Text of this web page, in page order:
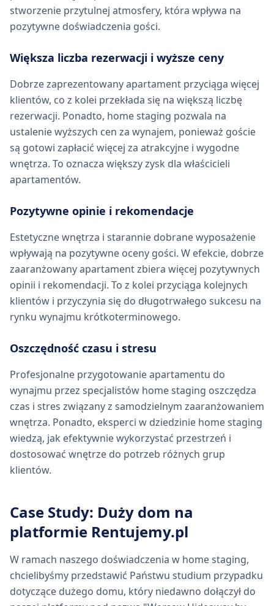
stworzenie przytulnej atmosfery, która wpływa na
pozytywne doświadczenia gości.
Większa liczba rezerwacji i wyższe ceny
Dobrze zaprezentowany apartament przyciąga więcej
klientów, co z kolei przekłada się na większą liczbę
rezerwacji. Ponadto, home staging pozwala na
ustalenie wyższych cen za wynajem, ponieważ goście
są gotowi zapłacić więcej za atrakcyjne i wygodne
wnętrza. To oznacza większy zysk dla właścicieli
apartamentów.
Pozytywne opinie i rekomendacje
Estetyczne wnętrza i starannie dobrane wyposażenie
wpływają na pozytywne oceny gości. W efekcie, dobrze
zaaranżowany apartament zbiera więcej pozytywnych
opinii i rekomendacji. To z kolei przyciąga kolejnych
klientów i przyczynia się do długotrwałego sukcesu na
rynku wynajmu krótkoterminowego.
Oszczędność czasu i stresu
Profesjonalne przygotowanie apartamentu do
wynajmu przez specjalistów home staging oszczędza
czas i stres związany z samodzielnym zaaranżowaniem
wnętrza. Ponadto, eksperci w dziedzinie home staging
wiedzą, jak efektywnie wykorzystać przestrzeń i
dostosować wnętrze do potrzeb różnych grup
klientów.
Case Study: Duży dom na
platformie Rentujemy.pl
W ramach naszego doświadczenia w home staging,
chcielibyśmy przedstawić Państwu studium przypadku
dotyczące dużego domu, który niedawno dołączył do